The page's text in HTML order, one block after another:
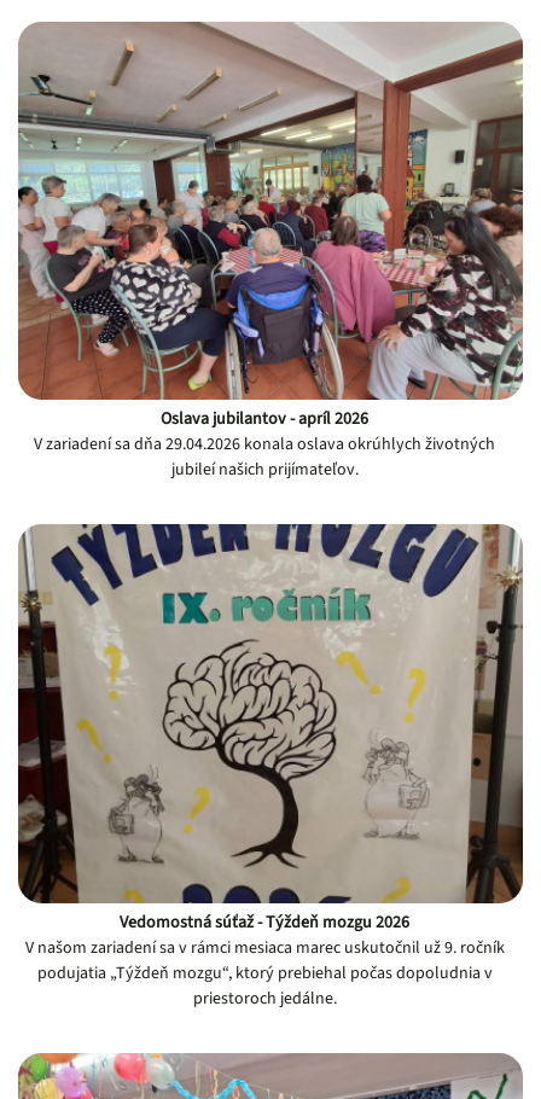
Oslava jubilantov - apríl 2026
V zariadení sa dňa 29.04.2026 konala oslava okrúhlych životných
jubileí našich prijímateľov.
Vedomostná súťaž - Týždeň mozgu 2026
V našom zariadení sa v rámci mesiaca marec uskutočnil už 9. ročník
podujatia „Týždeň mozgu“, ktorý prebiehal počas dopoludnia v
priestoroch jedálne.